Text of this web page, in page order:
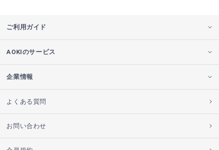
ご利用ガイド
AOKIのサービス
企業情報
よくある質問
お問い合わせ